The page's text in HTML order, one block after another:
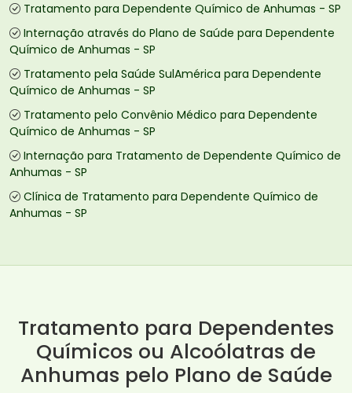
Tratamento para Dependente Químico de Anhumas - SP
Internação através do Plano de Saúde para Dependente
Químico de Anhumas - SP
Tratamento pela Saúde SulAmérica para Dependente
Químico de Anhumas - SP
Tratamento pelo Convênio Médico para Dependente
Químico de Anhumas - SP
Internação para Tratamento de Dependente Químico de
Anhumas - SP
Clínica de Tratamento para Dependente Químico de
Anhumas - SP
Tratamento para Dependentes
Químicos ou Alcoólatras de
Anhumas pelo Plano de Saúde